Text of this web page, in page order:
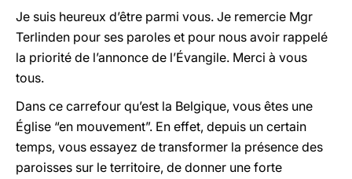
Je suis heureux d’être parmi vous. Je remercie Mgr
Terlinden pour ses paroles et pour nous avoir rappelé
la priorité de l’annonce de l’Évangile. Merci à vous
tous.
Dans ce carrefour qu’est la Belgique, vous êtes une
Église “en mouvement”. En effet, depuis un certain
temps, vous essayez de transformer la présence des
paroisses sur le territoire, de donner une forte